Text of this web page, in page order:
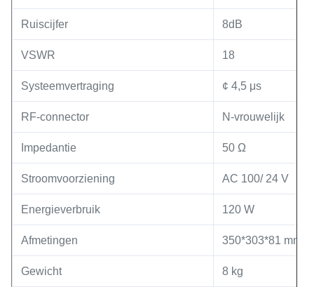
Ruiscijfer 8dB
VSWR 18
Systeemvertraging ¢ 4,5 μs
RF-connector N-vrouwelijk
Impedantie 50 Ω
Stroomvoorziening AC 100/ 24 V
Energieverbruik 120 W
Afmetingen 350*303*81 mm
Gewicht 8 kg